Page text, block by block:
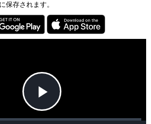
保存されます。
P